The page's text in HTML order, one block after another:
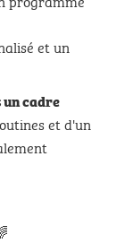
et un
un cadre
et d'un